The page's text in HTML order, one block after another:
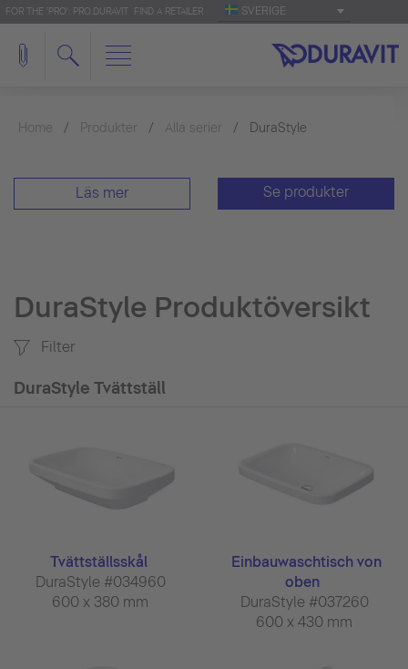
FOR THE 'PRO': PRO.DURAVIT FIND A RETAILER SVERIGE
Home Produkter Alla serier DuraStyle
Läs mer Se produkter
DuraStyle Produktöversikt
Filter
DuraStyle Tvättställ
Tvättställsskål
DuraStyle #034960
600 x 380 mm
Einbauwaschtisch von
oben
DuraStyle #037260
600 x 430 mm